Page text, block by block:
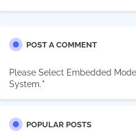
POST A COMMENT
Please Select Embedded
System.*
POPULAR POSTS